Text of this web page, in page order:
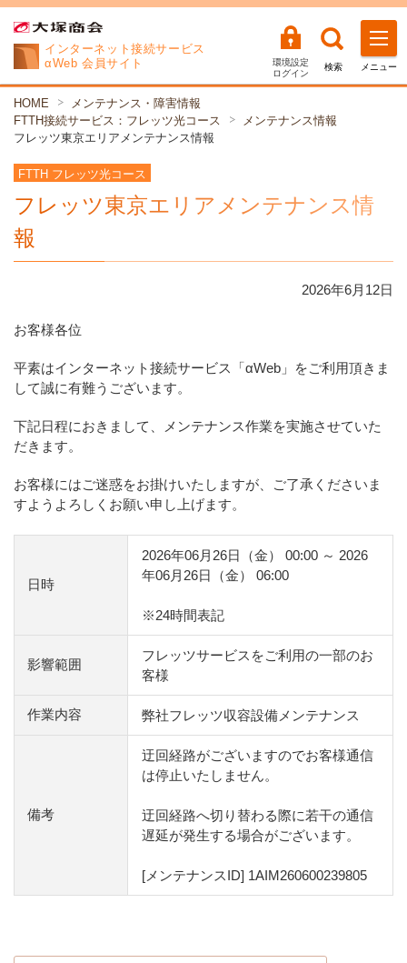
インターネット接続サービス
αWeb 会員サイト
環境設定
ログイン
検索 メニュー
HOME
メンテナンス・障害情報
FTTH接続サービス：フレッツ光コース
メンテナンス情報
フレッツ東京エリアメンテナンス情報
FTTH フレッツ光コース
フレッツ東京エリアメンテナンス情
報
2026年6月 12日
お客様各位
平素はインターネット接続サービス「αWeb」をご利用頂きま
して誠に有難うございます。
下記日程におきまして、メンテナンス作業を実施させていた
だきます。
お客様にはご迷惑をお掛けいたしますが、ご了承くださいま
すようよろしくお願い申し上げます。
日時
2026年06月26日（金） 00:00 ～ 2026
年06月26日（金） 06:00
※24時間表記
影響範囲
フレッツサービスをご利用の一部のお
客様
作業内容 弊社フレッツ収容設備メンテナンス
備考
迂回経路がございますのでお客様通信
は停止いたしません。
迂回経路へ切り替わる際に若干の通信
遅延が発生する場合がございます。
[メンテナンスID] 1AIM260600239805